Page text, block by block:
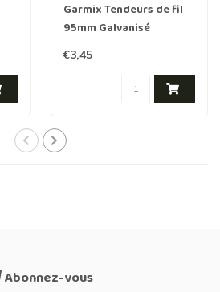
Garmix Tendeurs de fil
95mm Galvanisé
€3,45
Abonnez-vous